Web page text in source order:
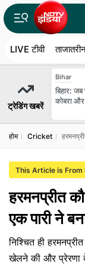
LIVE टीवी
ट्रेडिंग खबरें
Bihar
बिहार:
कोबरा
होम Cricket
This Article is From
हरमनप्रीत
एक पारी ने
निश्चित ही
खेलने की और प्रेरणा